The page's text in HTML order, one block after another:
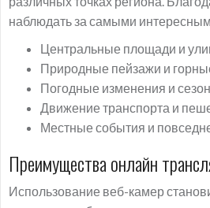
наблюдать за самыми
Центральные площади и
Природные пейзажи и
Погодные изменения и
Движение транспорта и
Местные события и
Преимущества онлайн
Использование веб-камер